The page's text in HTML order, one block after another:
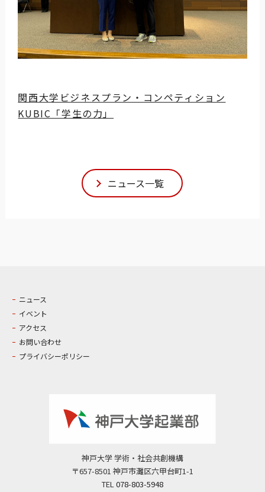
関西大学ビジネスプラン・コンペティション
KUBIC「学生の力」
ニュース一覧
ニュース
イベント
アクセス
お問い合わせ
プライバシーポリシー
神戸大学 学術・社会共創機構
〒657-8501 神戸市灘区六甲台町1-1
TEL078-803-5948